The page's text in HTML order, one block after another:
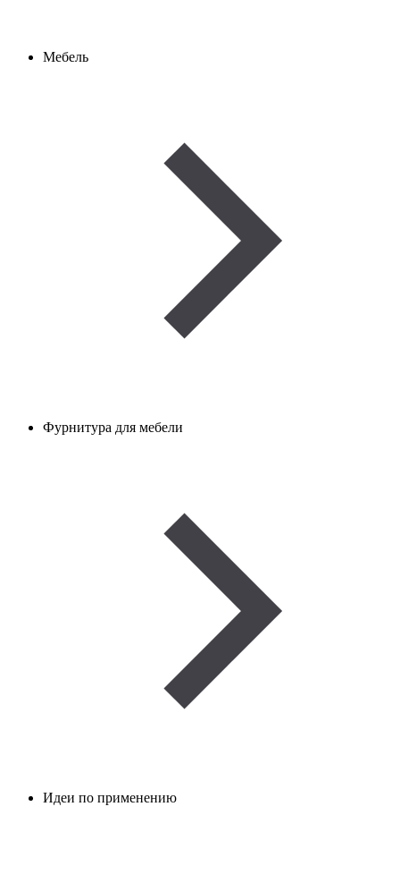
Мебель
Фурнитура для мебели
Идеи по применению